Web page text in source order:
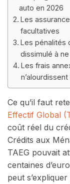
auto en 2026
Les
facultatives
Les pénalités
dissimulé à
Les frais
Ce qu’il faut
Effectif Global
coût réel du
Crédits aux
TAEG pouvait
centaines
peut